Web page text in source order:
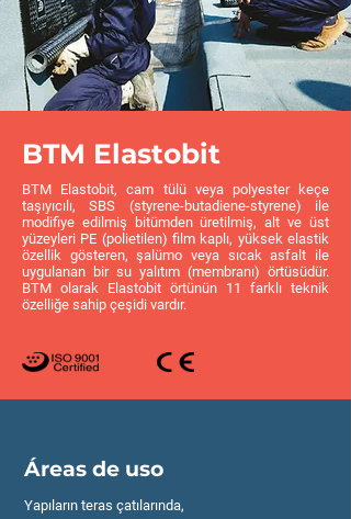
BTM Elastobit
BTM Elastobit, cam tülü veya polyester keçe
taşıyıcılı, SBS (styrene-butadiene-styrene) ile
modifiye edilmiş bitümden üretilmiş, alt ve üst
yüzeyleri PE (polietilen) film kaplı, yüksek elastik
özellik gösteren, şalümo veya sıcak asfalt ile
uygulanan bir su yalıtım (membranı) örtüsüdür.
BTM olarak Elastobit örtünün 11 farklı teknik
özelliğe sahip çeşidi vardır.
Áreas de uso
Yapıların teras çatılarında,